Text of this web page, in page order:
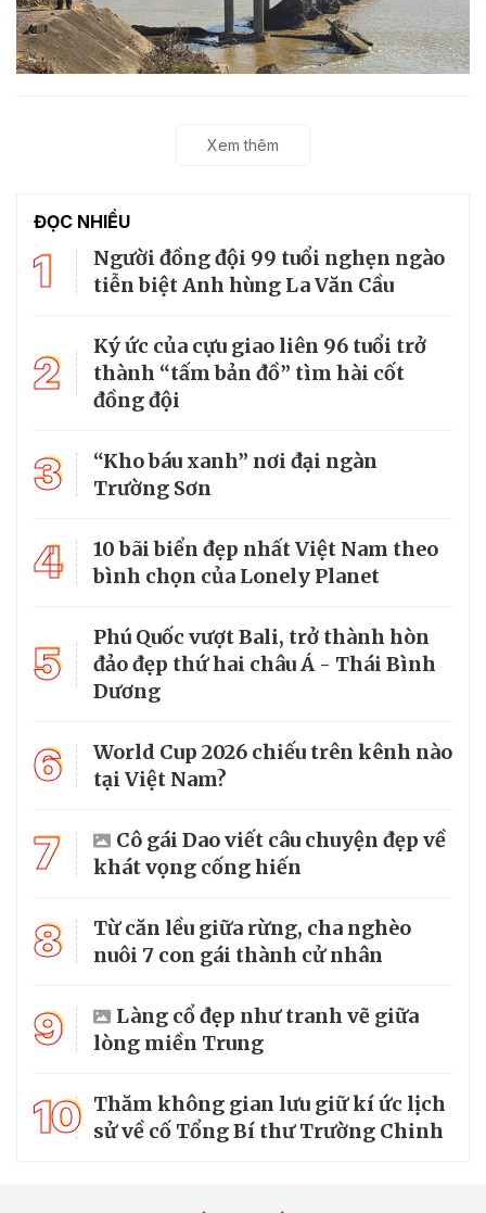
Xem thêm
ĐỌC NHIỀU
1
Người đồng đội 99 tuổi nghẹn ngào
tiễn biệt Anh hùng La Văn Cầu
2
Ký ức của cựu giao liên 96 tuổi trở
thành “tấm bản đồ” tìm hài cốt
đồng đội
3
“Kho báu xanh” nơi đại ngàn
Trường Sơn
4
10 bãi biển đẹp nhất Việt Nam theo
bình chọn của Lonely Planet
5
Phú Quốc vượt Bali, trở thành hòn
đảo đẹp thứ hai châu Á - Thái Bình
Dương
6
World Cup 2026 chiếu trên kênh nào
tại Việt Nam?
7
Cô gái Dao viết câu chuyện đẹp về
khát vọng cống hiến
8
Từ căn lều giữa rừng, cha nghèo
nuôi 7 con gái thành cử nhân
9
Làng cổ đẹp như tranh vẽ giữa
lòng miền Trung
10 Thăm không gian lưu giữ kí ức lịch
sử về cố Tổng Bí thư Trường Chinh